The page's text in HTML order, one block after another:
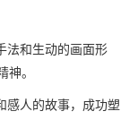
法和生动的画面形
神。
感人的故事，成功塑